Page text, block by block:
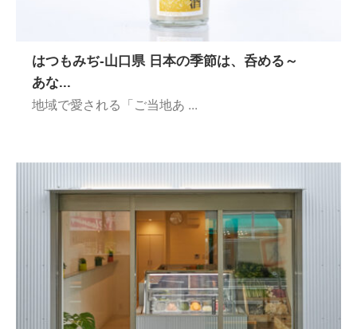
はつもみぢ-山口県 日本の季節は、呑める～
あな...
地域で愛される「ご当地あ ...